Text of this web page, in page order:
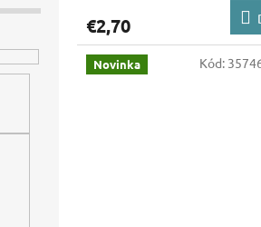
€2,70
Novinka Kód: